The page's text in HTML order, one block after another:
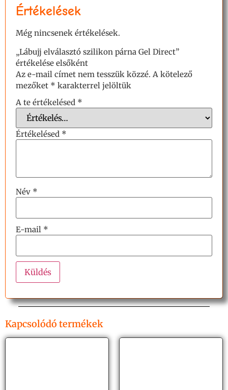
Értékelések
Még nincsenek értékelések.
„Lábujj elválasztó szilikon párna Gel Direct”
értékelése elsőként
Az e-mail címet nem tesszük közzé. A kötelező
mezőket * karakterrel jelöltük
A te értékelésed *
Értékelésed *
Név *
E-mail *
Kapcsolódó termékek